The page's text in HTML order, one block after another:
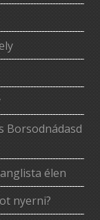
Borsodnádasd
élen
nyerni?